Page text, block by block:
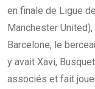
en finale de Ligue
Manchester
Barcelone, le
y avait Xavi,
associés et fait